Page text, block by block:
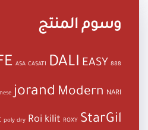
وسوم المنتج
888
ASA CASATI DALI EASY
jorand Modern NARI
poly dry Roi kilit ROXY StarGil